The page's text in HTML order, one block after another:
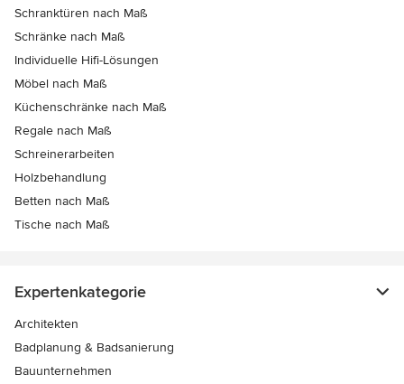
Schranktüren nach Maß
Schränke nach Maß
Individuelle Hifi-Lösungen
Möbel nach Maß
Küchenschränke nach Maß
Regale nach Maß
Schreinerarbeiten
Holzbehandlung
Betten nach Maß
Tische nach Maß
Expertenkategorie
Architekten
Badplanung & Badsanierung
Bauunternehmen